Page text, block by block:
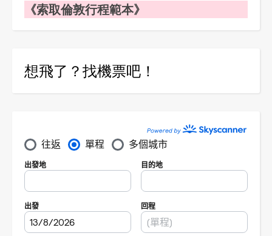
《索取倫敦行程範本》
想飛了？找機票吧！